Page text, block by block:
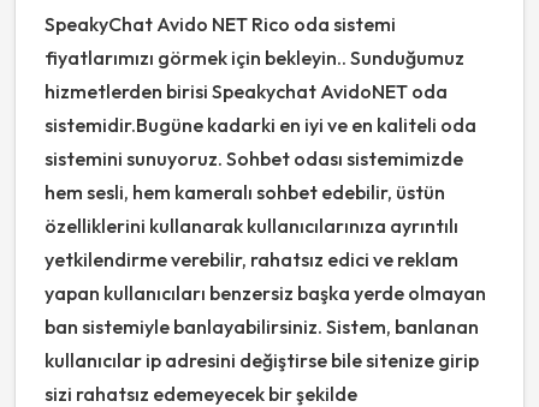
SpeakyChat Avido NET Rico oda sistemi
fiyatlarımızı görmek için bekleyin.. Sunduğumuz
hizmetlerden birisi Speakychat AvidoNET oda
sistemidir.Bugüne kadarki en iyi ve en kaliteli oda
sistemini sunuyoruz. Sohbet odası sistemimizde
hem sesli, hem kameralı sohbet edebilir, üstün
özelliklerini kullanarak kullanıcılarınıza ayrıntılı
yetkilendirme verebilir, rahatsız edici ve reklam
yapan kullanıcıları benzersiz başka yerde olmayan
ban sistemiyle banlayabilirsiniz. Sistem, banlanan
kullanıcılar ip adresini değiştirse bile sitenize girip
sizi rahatsız edemeyecek bir şekilde